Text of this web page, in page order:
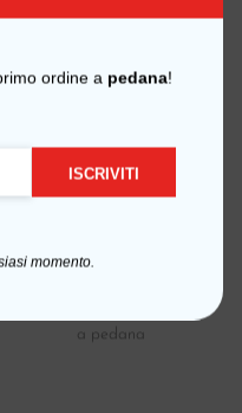
a pedana
ordine a pedana!
ISCRIVITI
momento.